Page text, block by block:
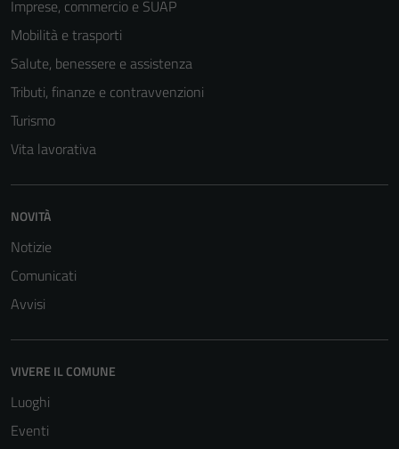
Imprese, commercio e SUAP
Mobilità e trasporti
Salute, benessere e assistenza
Tributi, finanze e contravvenzioni
Turismo
Vita lavorativa
NOVITÀ
Notizie
Comunicati
Avvisi
VIVERE IL COMUNE
Luoghi
Eventi
Questi cookie